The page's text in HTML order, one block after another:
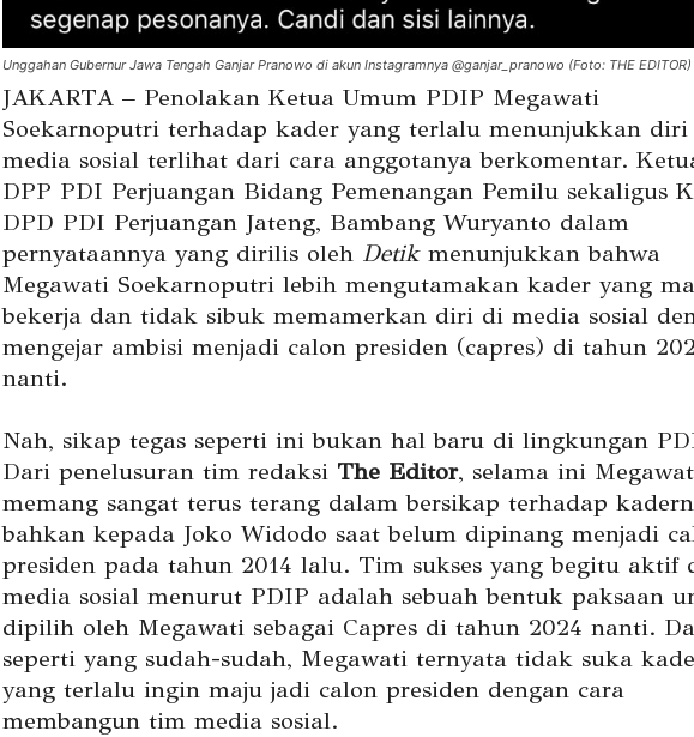
Unggahan Gubernur Jawa Tengah Ganjar Pranowo di akun Instagramnya @ganjar_pranowo (Foto: THE EDITOR)
JAKARTA – Penolakan Ketua Umum PDIP Megawati
Soekarnoputri terhadap kader yang terlalu menunjukkan
media sosial terlihat dari cara anggotanya berkomentar.
DPP PDI Perjuangan Bidang Pemenangan Pemilu sekaligus
DPD PDI Perjuangan Jateng, Bambang Wuryanto dalam
pernyataannya yang dirilis oleh Detikmenunjukkan bahwa
Megawati Soekarnoputri lebih mengutamakan kader yang
bekerja dan tidak sibuk memamerkan diri di media sosial
mengejar ambisi menjadi calon presiden (capres) di tahun
nanti.
Nah, sikap tegas seperti ini bukan hal baru di lingkungan
Dari penelusuran tim redaksi The Editor, selama ini
memang sangat terus terang dalam bersikap terhadap
bahkan kepada Joko Widodo saat belum dipinang menjadi
presiden pada tahun 2014 lalu. Tim sukses yang begitu aktif
media sosial menurut PDIP adalah sebuah bentuk paksaan
dipilih oleh Megawati sebagai Capres di tahun 2024 nanti.
seperti yang sudah-sudah, Megawati ternyata tidak suka
yang terlalu ingin maju jadi calon presiden dengan cara
membangun tim media sosial.